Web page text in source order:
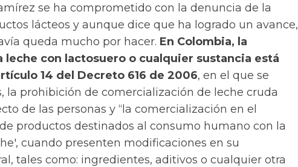
se ha comprometido con la denuncia de la
lácteos y aunque dice que ha logrado un avance,
queda mucho por hacer. En Colombia, la
leche con lactosuero o cualquier sustancia está
14 del Decreto 616 de 2006, en el que se
la prohibición de comercialización de leche cruda
de las personas y “la comercialización en el
productos destinados al consumo humano con la
cuando presenten modificaciones en su
tales como: ingredientes, aditivos o cualquier otra